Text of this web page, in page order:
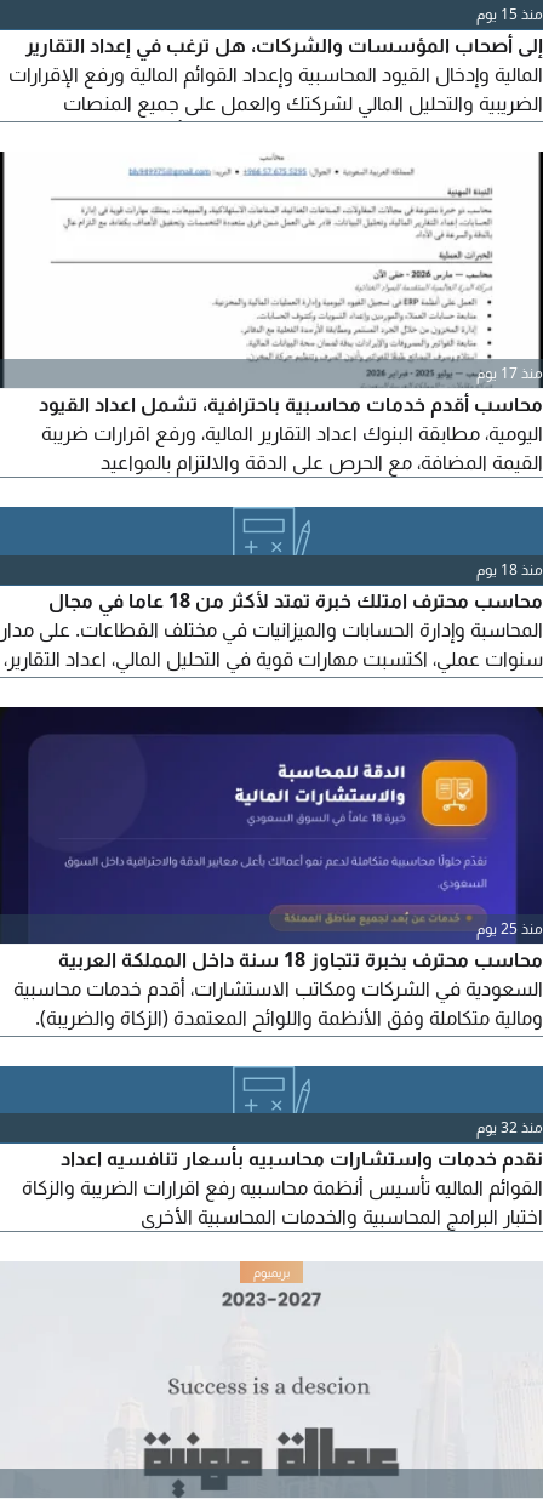
ثقة - سرية تامة - واستشارة مبدئية مجانية
منذ 15 يوم
إلى أصحاب المؤسسات والشركات، هل ترغب في إعداد التقارير
المالية وإدخال القيود المحاسبية وإعداد القوائم المالية ورفع الإقرارات
الضريبية والتحليل المالي لشركتك والعمل على جميع المنصات
ومدد؟ اتصل بي وسأقوم بخدمتك.
منذ 17 يوم
محاسب أقدم خدمات محاسبية باحترافية، تشمل اعداد القيود
اليومية، مطابقة البنوك اعداد التقارير المالية، ورفع اقرارات ضريبة
القيمة المضافة، مع الحرص على الدقة والالتزام بالمواعيد
منذ 18 يوم
محاسب محترف امتلك خبرة تمتد لأكثر من 18 عاما في مجال
المحاسبة وإدارة الحسابات والميزانيات في مختلف القطاعات. على مدار
سنوات عملي، اكتسبت مهارات قوية في التحليل المالي، اعداد التقارير،
اعداد الميزانيات، ومتابعة الحسابات بدقة وكفاءة عالية. عداد وتدقيق
القوائم المالية الشهرية والسنوية. خبرة واسعة في القيود المحاسبية
والتسويات البنكية. إدارة حسابات العملاء والموردين ومتابعة الذمم.
استخدام متقدم للبرامج
منذ 25 يوم
محاسب محترف بخبرة تتجاوز 18 سنة داخل المملكة العربية
السعودية في الشركات ومكاتب الاستشارات، أقدم خدمات محاسبية
ومالية متكاملة وفق الأنظمة واللوائح المعتمدة (الزكاة والضريبة).
أساعدك على تنظيم أعمالك المالية، تقليل الأخطاء، والالتزام الكامل
بالأنظمة، سواء كنت صاحب مؤسسة، شركة ناشئة، أو نشاط قائم.
الخدمات: مسك الدفاتر المحاسبية وتنظيم الحسابات، إعداد الدورة
المحاسبية كاملة، إقفال الحسابات الشهرية والسنوية.
منذ 32 يوم
نقدم خدمات واستشارات محاسبيه بأسعار تنافسيه اعداد
القوائم الماليه تأسيس أنظمة محاسبيه رفع اقرارات الضريبة والزكاة
اختبار البرامج المحاسبية والخدمات المحاسبية الأخرى